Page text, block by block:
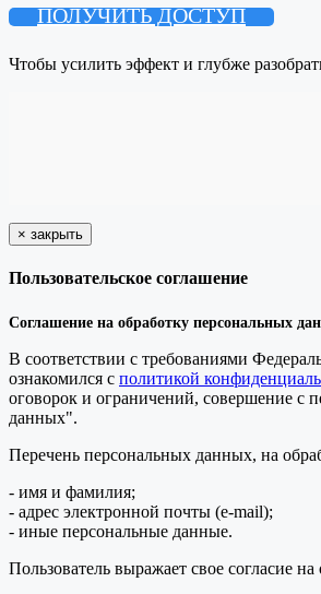
ПОЛУЧИТЬ ДОСТУП
Чтобы усилить эффект и глубже
× закрыть
Пользовательское соглашение
Соглашение на обработку персональных
В соответствии с требованиями
ознакомился с политикой
оговорок и ограничений, совершение с
данных".
Перечень персональных данных, на
- имя и фамилия;
- адрес электронной почты (e-mail);
- иные персональные данные.
Пользователь выражает свое согласие